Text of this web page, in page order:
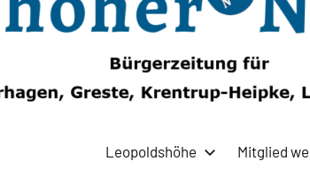
Leopoldshöhe Mitglied